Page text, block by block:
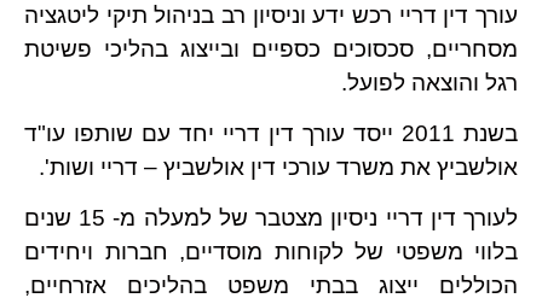
עורך דין דריי רכש ידע וניסיון רב בניהול תיקי ליטגציה
מסחריים, סכסוכים כספיים ובייצוג בהליכי פשיטת
רגל והוצאה לפועל.
בשנת 2011 ייסד עורך דין דריי יחד עם שותפו עו"ד
אולשביץ את משרד עורכי דין אולשביץ – דריי ושות'.
לעורך דין דריי ניסיון מצטבר של למעלה מ- 15 שנים
בלווי משפטי של לקוחות מוסדיים, חברות ויחידים
הכוללים ייצוג בבתי משפט בהליכים אזרחיים,